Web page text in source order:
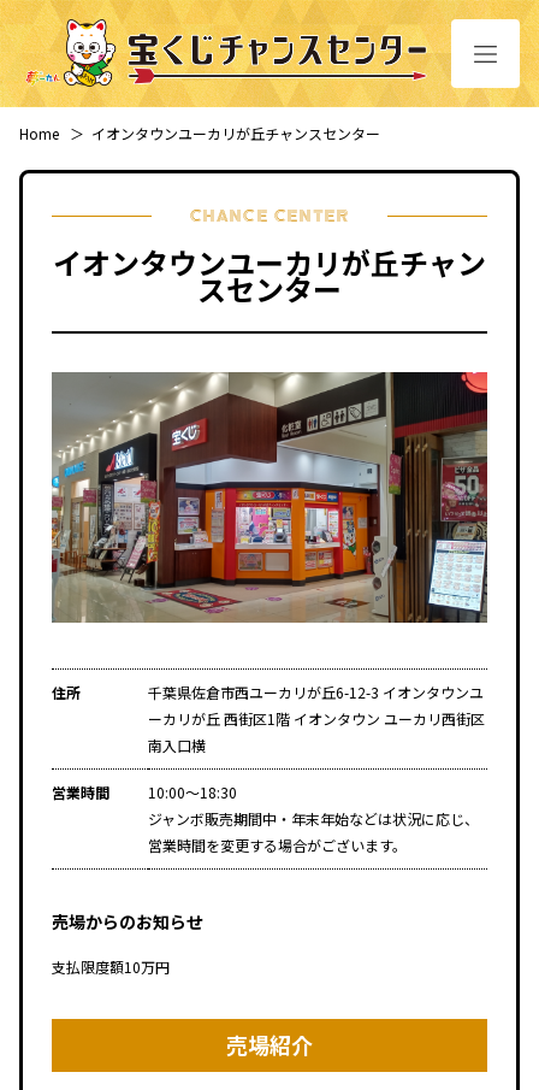
Home ＞ イオンタウンユーカリが丘チャンスセンター
CHANCE CENTER
イオンタウンユーカリが丘チャン
スセンター
住所
千葉県佐倉市西ユーカリが丘6-12-3 イオンタウンユ
ーカリが丘 西街区1階 イオンタウン ユーカリ西街区
南入口横
営業時間
10:00～18:30
ジャンボ販売期間中・年末年始などは状況に応じ、
営業時間を変更する場合がございます。
売場からのお知らせ
支払限度額10万円
売場紹介